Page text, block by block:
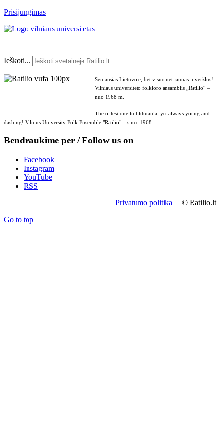
Prisijungimas
Ieškoti...
Seniausias Lietuvoje, bet visuomet jaunas ir veržlus!
Vilniaus universiteto folkloro ansamblis „Ratilio“ –
nuo 1968 m.
The oldest one in Lithuania, yet always young and
dashing! Vilnius University Folk Ensemble "Ratilio" – since 1968.
Bendraukime per / Follow us on
Facebook
Instagram
YouTube
RSS
Privatumo politika | © Ratilio.lt
Go to top